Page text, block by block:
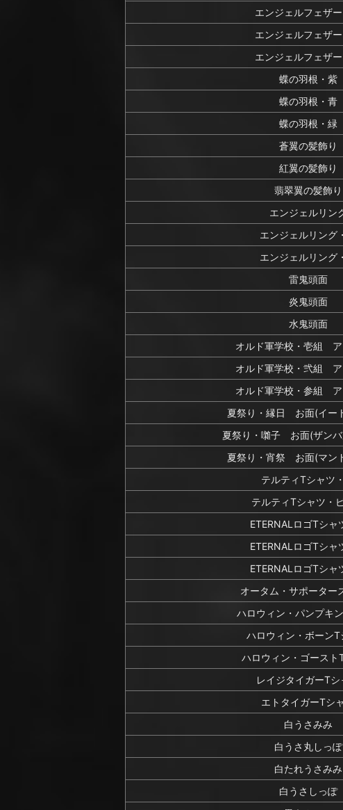
エンジェルフェザ
エンジェルフェザ
エンジェルフェザ
蝶の羽根・紫
蝶の羽根・青
蝶の羽根・緑
蒼翼の髪飾り
紅翼の髪飾り
翡翠翼の髪飾り
エンジェルリン
エンジェルリング
エンジェルリング
雷鬼頭面
炎鬼頭面
水鬼頭面
オルド軍学校・壱組 ア
オルド軍学校・弐組 ア
オルド軍学校・参組 ア
夏祭り・縁日 お面(イー
夏祭り・囃子 お面(ザンバ
夏祭り・宵祭 お面(マン
テルティTシャツ
テルティTシャツ・
ETERNALロゴTシャ
ETERNALロゴTシャ
ETERNALロゴTシャ
オータム・サポーター
ハロウィン・パンプキ
ハロウィン・ボーンT
ハロウィン・ゴースト
レイジタイガーTシ
エトタイガーTシ
白うさみみ
白うさ丸しっぽ
白たれうさみみ
白うさしっぽ